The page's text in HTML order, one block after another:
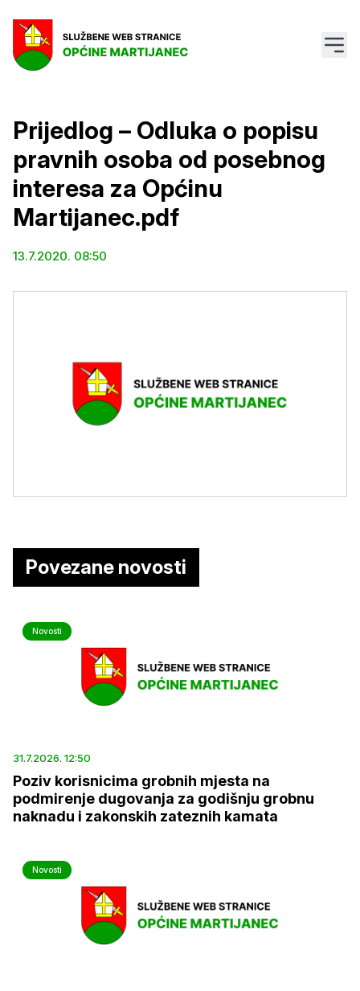
Prijedlog – Odluka o popisu
pravnih osoba od posebnog
interesa za Općinu
Martijanec.pdf
13.7.2020. 08:50
Povezane novosti
Novosti
31.7.2026. 12:50
Poziv korisnicima grobnih mjesta na
podmirenje dugovanja za godišnju grobnu
naknadu i zakonskih zateznih kamata
Novosti